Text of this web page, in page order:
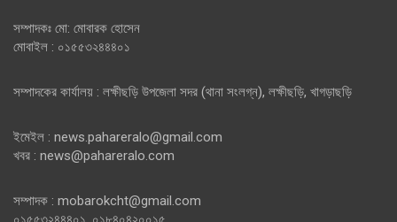
সম্পাদকঃ মো: মোবারক হোসেন
মোবাইল : ০১৫৫৩২৪৪৪০১
সম্পাদকের কার্যালয় : লক্ষীছড়ি উপজেলা সদর (থানা সংলগ্ন), লক্ষীছড়ি, খাগড়াছড়ি
ইমেইল : news.pahareralo@gmail.com
খবর : news@pahareralo.com
সম্পাদক : mobarokcht@gmail.com